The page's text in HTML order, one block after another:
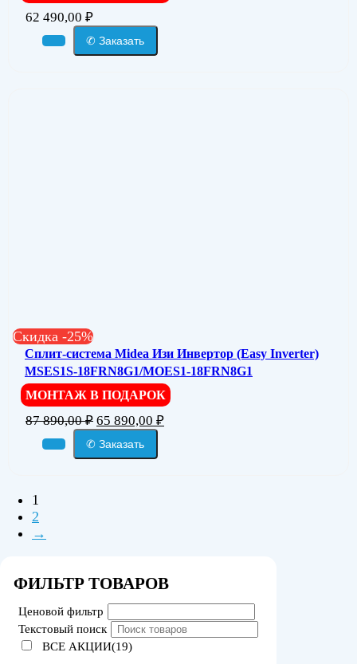
62 490,00 ₽
✆ Заказать
Скидка -25%
Сплит-система Midea Изи Инвертор (Easy Inverter)
MSES1S-18FRN8G1/MOES1-18FRN8G1
МОНТАЖ В ПОДАРОК
87 890,00₽ 65 890,00 ₽
✆ Заказать
1
2
→
ФИЛЬТР ТОВАРОВ
Ценовой фильтр
Текстовый поиск
ВСЕ АКЦИИ(19)